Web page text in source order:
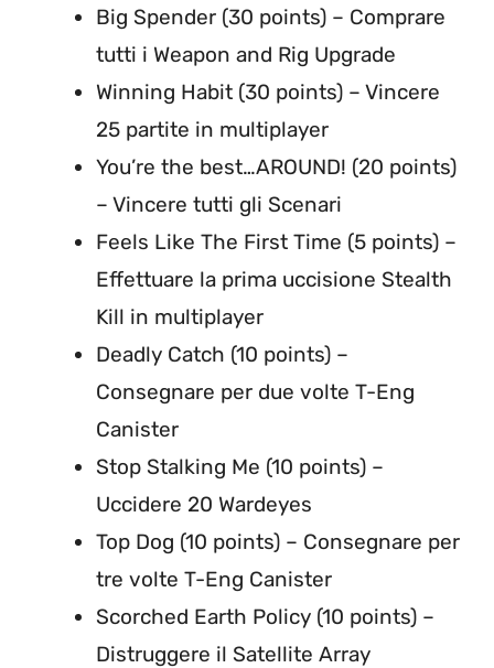
Big Spender (30 points) – Comprare
tutti i Weapon and Rig Upgrade
Winning Habit (30 points) – Vincere
25 partite in multiplayer
You’re the best…AROUND! (20 points)
– Vincere tutti gli Scenari
Feels Like The First Time (5 points) –
Effettuare la prima uccisione Stealth
Kill in multiplayer
Deadly Catch (10 points) –
Consegnare per due volte T-Eng
Canister
Stop Stalking Me (10 points) –
Uccidere 20 Wardeyes
Top Dog (10 points) – Consegnare per
tre volte T-Eng Canister
Scorched Earth Policy (10 points) –
Distruggere il Satellite Array